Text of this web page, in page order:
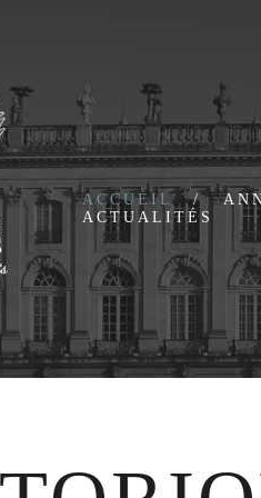
ACCUEIL
Présentation
Historique
Bureau
ACTUALITÉS